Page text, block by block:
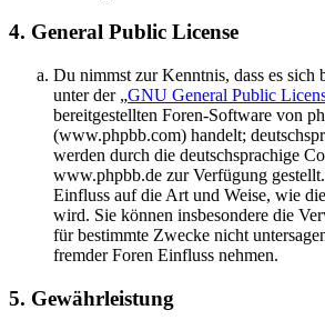
4. General Public License
Du nimmst zur Kenntnis, dass es sich
unter der „GNU General Public
bereitgestellten Foren-Software von
(www.phpbb.com) handelt;
werden durch die deutschsprachige
www.phpbb.de zur Verfügung
Einfluss auf die Art und Weise, wie
wird. Sie können insbesondere die
für bestimmte Zwecke nicht
fremder Foren Einfluss nehmen.
5. Gewährleistung